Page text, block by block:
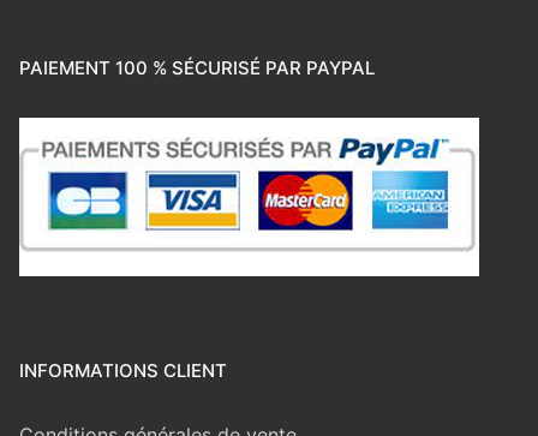
PAIEMENT 100 % SÉCURISÉ PAR PAYPAL
INFORMATIONS CLIENT